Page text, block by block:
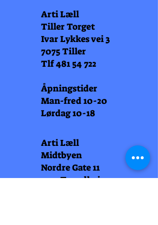
Arti Læll
Tiller Torget
Ivar Lykkes vei 3
7075 Tiller
Tlf481 54 722
Åpningstider
Man-fred 10-20
Lørdag 10-18
Arti Læll
Midtbyen
Nordre Gate 11
7011 Trondheim